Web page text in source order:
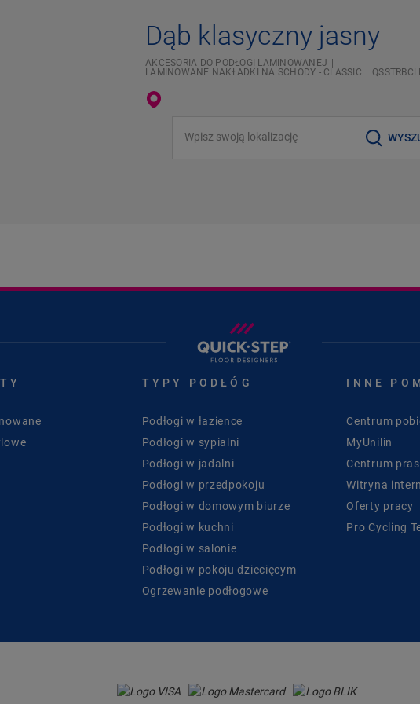
Dąb klasyczny jasny
AKCESORIA DO PODŁOGI LAMINOWANEJ
LAMINOWANE NAKŁADKI NA SCHODY - CLASSIC
TYPY PODŁÓG
Podłogi w łazience
Podłogi w sypialni
Podłogi w jadalni
Podłogi w przedpokoju
Podłogi w domowym biurze
Podłogi w kuchni
Podłogi w salonie
Podłogi w pokoju dziecięcym
Ogrzewanie podłogowe
INNE
Centrum
MyUnilin
Centrum
Witryna
Oferty pracy
Pro Cycling